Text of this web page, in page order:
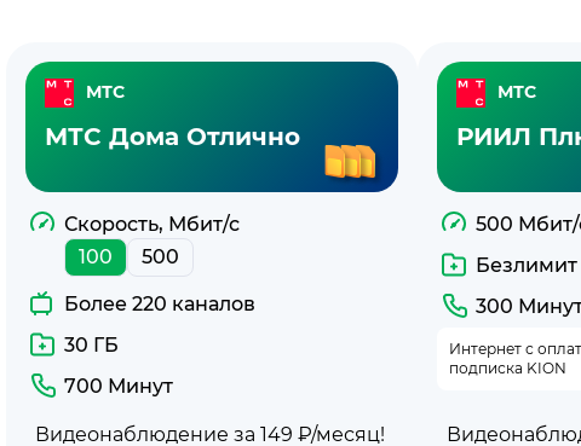
Интернет-
тарифы
МТС
МТС
МТС Дома Отлично
Скорость, Мбит/с
100
500
Более 220 каналов
30 ГБ
700 Минут
Видеонаблюдение за 149 ₽/месяц!
МТС
РИИЛ
500 Мбит/
Безлимит
300
Интернет с
подписка KION